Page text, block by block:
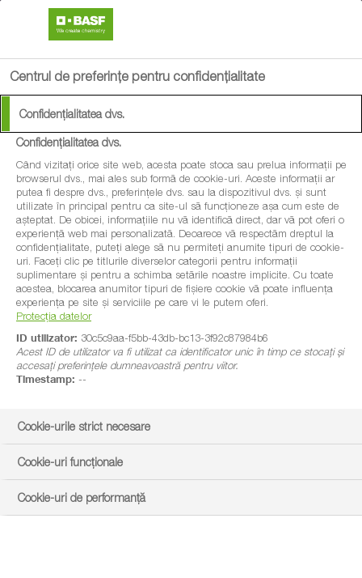
Centrul de preferințe pentru confidențialitate
Confidențialitatea dvs.
Confidențialitatea dvs.
Când vizitați orice site web, acesta poate stoca sau prelua informații pe
browserul dvs., mai ales sub formă de cookie-uri. Aceste informații ar
putea fi despre dvs., preferințele dvs. sau la dispozitivul dvs. și sunt
utilizate în principal pentru ca site-ul să funcționeze așa cum este de
așteptat. De obicei, informațiile nu vă identifică direct, dar vă pot oferi o
experiență web mai personalizată. Deoarece vă respectăm dreptul la
confidențialitate, puteți alege să nu permiteți anumite tipuri de cookie-
uri. Faceți clic pe titlurile diverselor categorii pentru informații
suplimentare și pentru a schimba setările noastre implicite. Cu toate
acestea, blocarea anumitor tipuri de fișiere cookie vă poate influența
experiența pe site și serviciile pe care vi le putem oferi.
Protecția datelor
ID utilizator: 30c5c9aa-f5bb-43db-bc13-3f92c87984b6
Acest ID de utilizator va fi utilizat ca identificator unic în timp ce stocați și
accesați preferințele dumneavoastră pentru viitor.
Timestamp: --
Cookie-urile strict necesare
Cookie-uri funcționale
Cookie-uri de performanță